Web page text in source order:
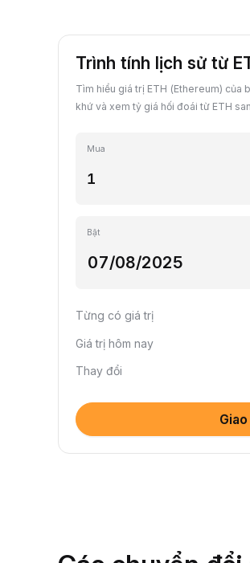
Trình tính lịch sử từ
Tìm hiểu giá trị ETH (Ethereum) của
khứ và xem tỷ giá hối đoái từ ETH
Mua
Bật
Từng có giá trị
Giá trị hôm nay
Thay đổi